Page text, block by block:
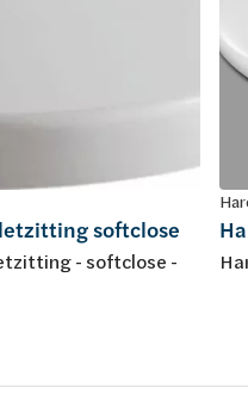
softclose
- softclose -